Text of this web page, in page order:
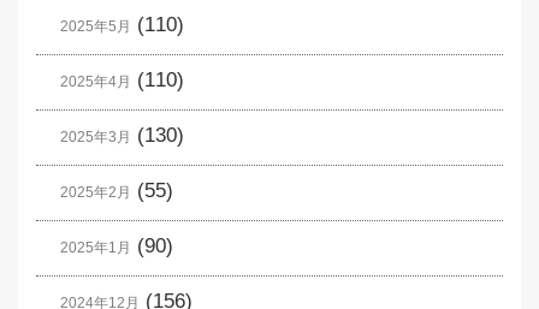
2025年5月 (110)
2025年4月 (110)
2025年3月 (130)
2025年2月 (55)
2025年1月 (90)
2024年12月 (156)